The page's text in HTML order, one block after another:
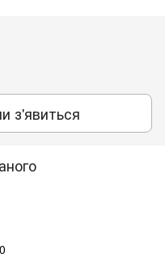
з'явиться